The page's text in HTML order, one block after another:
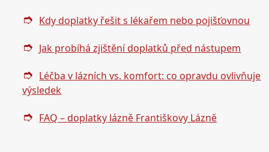
Kdy doplatky řešit s lékařem nebo pojišťovnou
Jak probíhá zjištění doplatků před nástupem
Léčba v lázních vs. komfort: co opravdu ovlivňuje
výsledek
FAQ – doplatky lázně Františkovy Lázně